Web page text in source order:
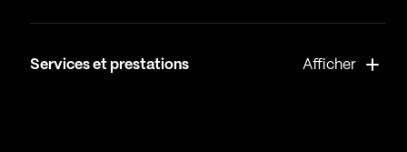
Services et prestations Afficher